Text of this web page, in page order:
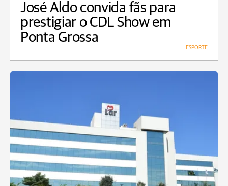
José Aldo convida fãs para
prestigiar o CDL Show em
Ponta Grossa
ESPORTE